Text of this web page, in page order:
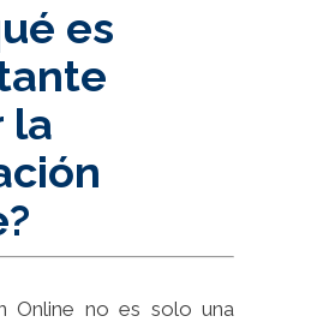
es
la
Online no es solo una